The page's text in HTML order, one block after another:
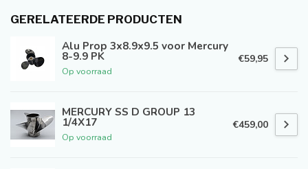
GERELATEERDE PRODUCTEN
Alu Prop 3x8.9x9.5 voor Mercury
8-9.9 PK
Op voorraad
€59,95
MERCURY SS D GROUP 13
1/4X17
Op voorraad
€459,00